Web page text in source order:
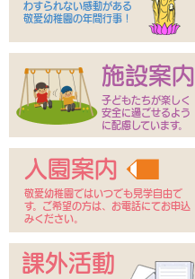
わすられない感動がある
敬愛幼稚園の年間行事！
施設案内
子どもたちが楽しく
安全に過ごせるよう
に配慮しています。
入園案内
敬愛幼稚園ではいつでも見学自由で
す。ご希望の方は、お電話にてお申込
みください。
課外活動